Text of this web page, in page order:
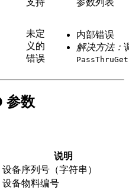
支持
参数列表
未定
义的
错误
内部错误
解决方法：
参数
说明
设备序列号（字符串）
设备物料编号